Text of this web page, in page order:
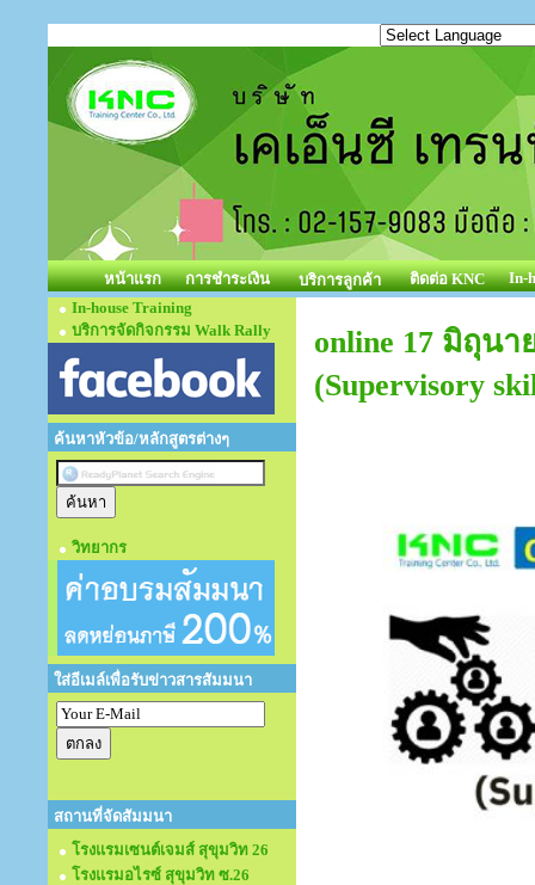
หน้าแรก การชำระเงิน บริการลูกค้า ติดต่อ KNC
In-
In-house Training
บริการจัดกิจกรรม Walk Rally
ค้นหาหัวข้อ/หลักสูตรต่างๆ
วิทยากร
ใส่อีเมล์เพื่อรับข่าวสารสัมมนา
สถานที่จัดสัมมนา
โรงแรมเซนต์เจมส์ สุขุมวิท 26
โรงแรมอไรซ์ สุขุมวิท ซ.26
online 17 มิถุน
(Supervisory